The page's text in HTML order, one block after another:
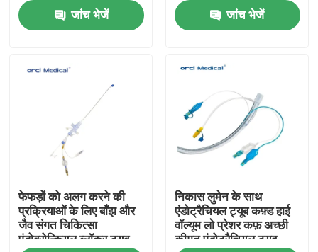
हमारे बारे में
जांच भेजें
जांच भेजें
फेफड़ों को अलग करने की
प्रक्रियाओं के लिए बाँझ और
जैव संगत चिकित्सा
एंडोब्रोन्कियल ब्लॉकर ट्यूब
निकास लुमेन के साथ
एंडोट्रैचियल ट्यूब कफ़्ड हाई
वॉल्यूम लो प्रेशर कफ़ अच्छी
कीमत एंडोट्रैचियल ट्यूब